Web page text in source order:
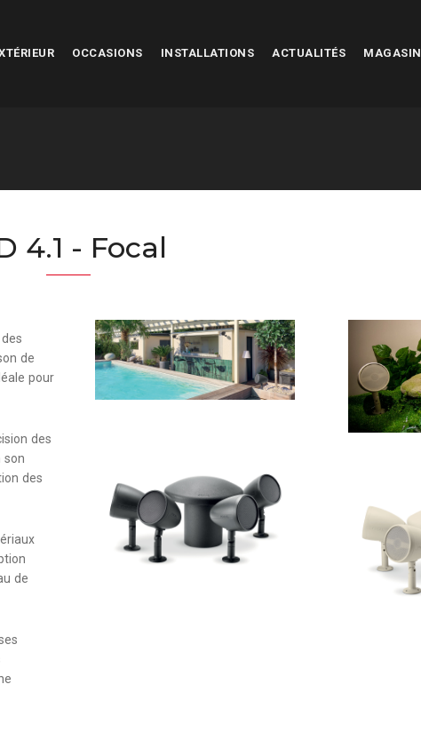
OCCASIONS INSTALLATIONS ACTUALITÉS MAGASIN
4.1 - Focal
de
pour
des
son
des
de